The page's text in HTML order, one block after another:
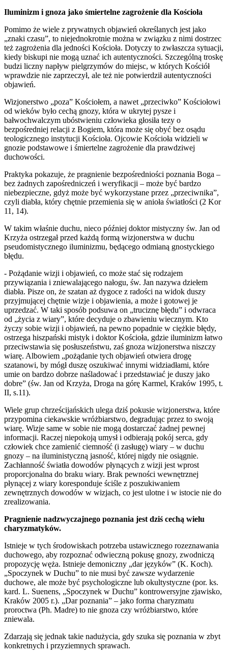
Iluminizm i gnoza jako śmiertelne zagrożenie dla Kościoła
Pomimo że wiele z prywatnych objawień określanych jest jako
„znaki czasu”, to niejednokrotnie można w związku z nimi dostrzec
też zagrożenia dla jedności Kościoła. Dotyczy to zwłaszcza sytuacji,
kiedy biskupi nie mogą uznać ich autentyczności. Szczególną troskę
budzi liczny napływ pielgrzymów do miejsc, w których Kościół
wprawdzie nie zaprzeczył, ale też nie potwierdził autentyczności
objawień.
Wizjonerstwo „poza” Kościołem, a nawet „przeciwko” Kościołowi
od wieków było cechą gnozy, która w ukrytej pysze i
bałwochwalczym ubóstwieniu człowieka głosiła tezy o
bezpośredniej relacji z Bogiem, która może się obyć bez osądu
teologicznego instytucji Kościoła. Ojcowie Kościoła widzieli w
gnozie podstawowe i śmiertelne zagrożenie dla prawdziwej
duchowości.
Praktyka pokazuje, że pragnienie bezpośredniości poznania Boga –
bez żadnych zapośredniczeń i weryfikacji – może być bardzo
niebezpieczne, gdyż może być wykorzystane przez „przeciwnika”,
czyli diabła, który chętnie przemienia się w anioła światłości (2 Kor
11, 14).
W takim właśnie duchu, nieco później doktor mistyczny św. Jan od
Krzyża ostrzegał przed każdą formą wizjonerstwa w duchu
pseudomistycznego iluminizmu, będącego odmianą gnostyckiego
błędu.
- Pożądanie wizji i objawień, co może stać się rodzajem
przywiązania i zniewalającego nałogu, św. Jan nazywa dziełem
diabła. Pisze on, że szatan aż dygoce z radości na widok duszy
przyjmującej chętnie wizje i objawienia, a może i gotowej je
uprzedzać. W taki sposób podsuwa on „truciznę błędu” i odwraca
od „życia z wiary”, które decyduje o zbawieniu wiecznym. Kto
życzy sobie wizji i objawień, na pewno popadnie w ciężkie błędy,
ostrzega hiszpański mistyk i doktor Kościoła, gdzie iluminizm łatwo
przeciwstawia się posłuszeństwu, zaś gnoza wizjonerstwa niszczy
wiarę. Albowiem „pożądanie tych objawień otwiera drogę
szatanowi, by mógł duszę oszukiwać innymi widziadłami, które
umie on bardzo dobrze naśladować i przedstawiać je duszy jako
dobre” (św. Jan od Krzyża, Droga na górę Karmel, Kraków 1995, t.
II, s.11).
Wiele grup chrześcijańskich ulega dziś pokusie wizjonerstwa, które
przypomina ciekawskie wróżbiarstwo, degradując przez to swoją
wiarę. Wizje same w sobie nie mogą dostarczać żadnej pewnej
informacji. Raczej niepokoją umysł i odbierają pokój serca, gdy
człowiek chce zamienić ciemność (i zasługę) wiary – w duchu
gnozy – na iluministyczną jasność, której nigdy nie osiągnie.
Zachłanność światła dowodów płynących z wizji jest wprost
proporcjonalna do braku wiary. Brak pewności wewnętrznej
płynącej z wiary koresponduje ściśle z poszukiwaniem
zewnętrznych dowodów w wizjach, co jest ulotne i w istocie nie do
zrealizowania.
Pragnienie nadzwyczajnego poznania jest dziś cechą wielu
charyzmatyków.
Istnieje w tych środowiskach potrzeba ustawicznego rozeznawania
duchowego, aby rozpoznać odwieczną pokusę gnozy, zwodniczą
propozycję węża. Istnieje demoniczny „dar języków” (K. Koch).
„Spoczynek w Duchu” to nie musi być zawsze wydarzenie
duchowe, ale może być psychologiczne lub okultystyczne (por. ks.
kard. L. Suenens, „Spoczynek w Duchu” kontrowersyjne zjawisko,
Kraków 2005 r.). „Dar poznania” – jako forma charyzmatu
proroctwa (Ph. Madre) to nie gnoza czy wróżbiarstwo, które
zniewala.
Zdarzają się jednak takie nadużycia, gdy szuka się poznania w zbyt
konkretnych i przyziemnych sprawach.